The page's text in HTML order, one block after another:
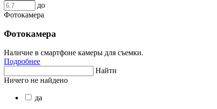
до
Фотокамера
Фотокамера
Наличие в смартфоне камеры для съемки.
Подробнее
Найти
Ничего не найдено
да